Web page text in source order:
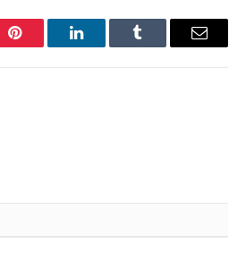
Pinterest LinkedInTumblr Email